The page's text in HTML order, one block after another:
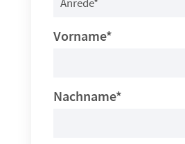
Vorname*
Nachname*